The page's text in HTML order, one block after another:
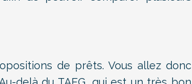
de prêts. Vous allez donc